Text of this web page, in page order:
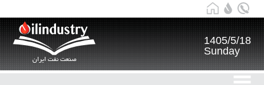
صنعت نفت ایران
1405/5/18
Sunday